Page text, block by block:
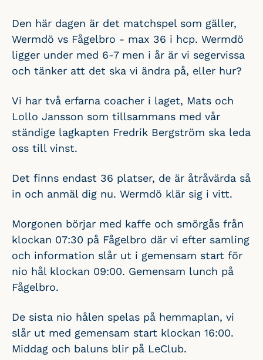
Den här dagen är det matchspel som gäller,
Wermdö vs Fågelbro - max 36 i hcp. Wermdö
ligger under med 6-7 men i år är vi segervissa
och tänker att det ska vi ändra på, eller hur?
Vi har två erfarna coacher i laget, Mats och
Lollo Jansson som tillsammans med vår
ständige lagkapten Fredrik Bergström ska leda
oss till vinst.
Det finns endast 36 platser, de är åtråvärda så
in och anmäl dig nu. Wermdö klär sig i vitt.
Morgonen börjar med kaffe och smörgås från
klockan 07:30 på Fågelbro där vi efter samling
och information slår ut i gemensam start för
nio hål klockan 09:00. Gemensam lunch på
Fågelbro.
De sista nio hålen spelas på hemmaplan, vi
slår ut med gemensam start klockan 16:00.
Middag och baluns blir på LeClub.